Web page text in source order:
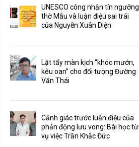
UNESCO công nhận tín ngưỡng
thờ Mẫu và luận điệu sai trái
của Nguyễn Xuân Diện
Lật tẩy màn kịch “khóc mướn,
kêu oan” cho đối tượng Đường
Văn Thái
Cảnh giác trước luận điệu của
phản động lưu vong: Bài học từ
vụ việc Trần Khắc Đức